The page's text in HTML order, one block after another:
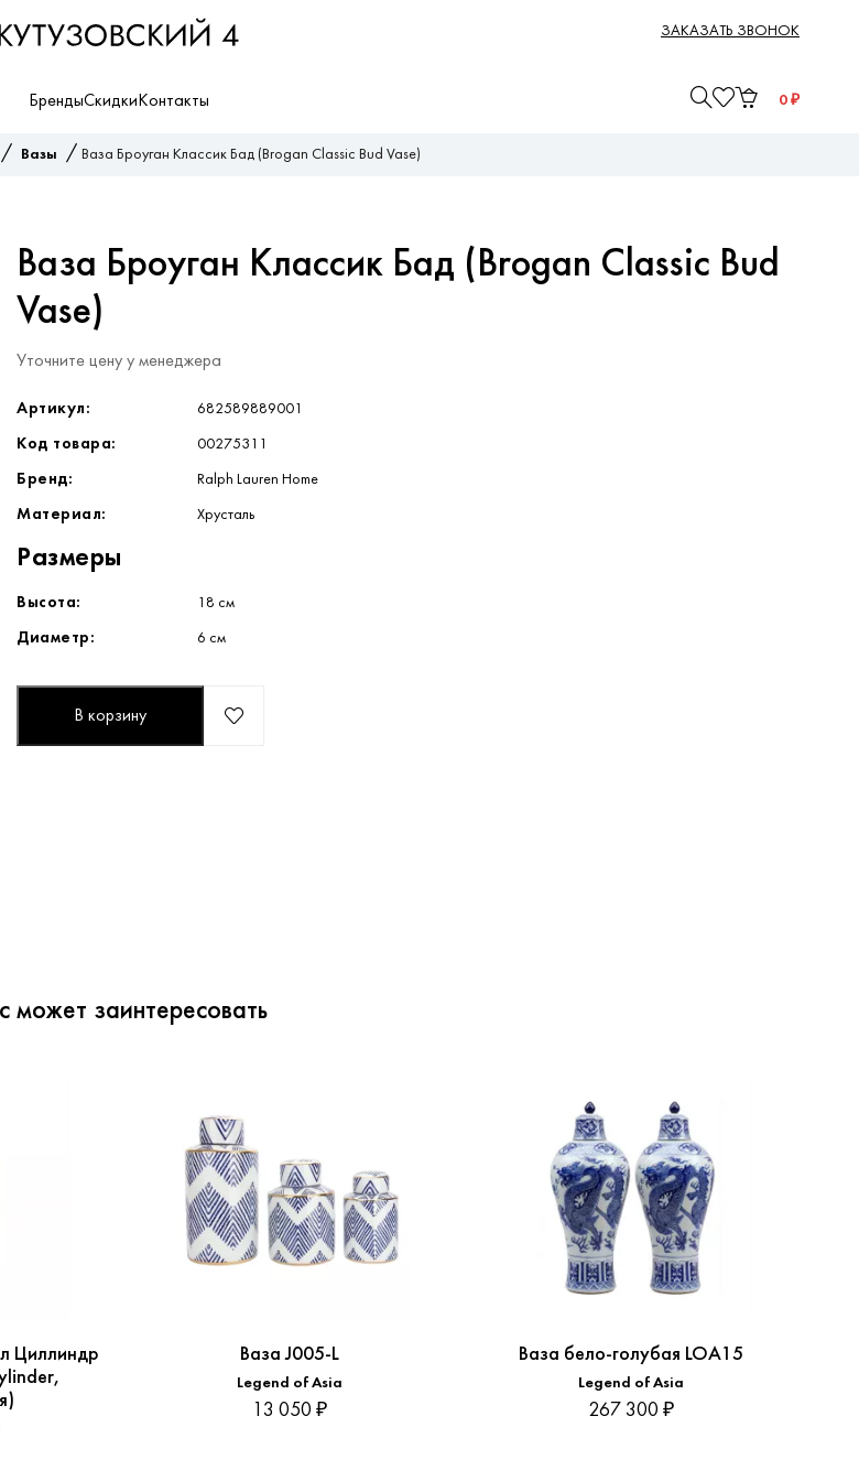
ЗАКАЗАТЬ ЗВОНОК
БрендыСкидки Контакты 0 ₽
/ Вазы / Ваза Броуган Классик Бад (Brogan Classic Bud Vase)
Ваза Броуган Классик Бад (Brogan Classic Bud
Vase)
Уточните цену у менеджера
Артикул: 682589889001
Код товара: 00275311
Бренд: Ralph Lauren Home
Материал: Хрусталь
Размеры
Высота: 18 см
Диаметр: 6 см
В корзину
может заинтересовать
Циллиндр
Ваза J005-L
Legend of Asia
13 050 ₽
Ваза бело-голубая LOA15
Legend of Asia
267 300 ₽